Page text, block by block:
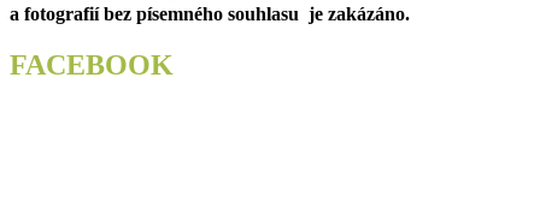
a fotografií bez písemného souhlasu je zakázáno.
FACEBOOK